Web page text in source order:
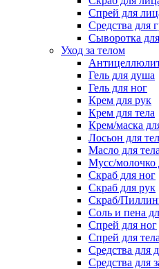
Спрей для
Средства для
Сыворотка
Уход за телом
Гель для душа
Гель для ног
Крем для рук
Крем для тела
Крем/маска
Лосьон для
Масло для тела
Мусс/молочко
Скраб для ног
Скраб для рук
Скраб/
Соль и пена
Спрей для ног
Спрей для тела
Средства для
Средства для